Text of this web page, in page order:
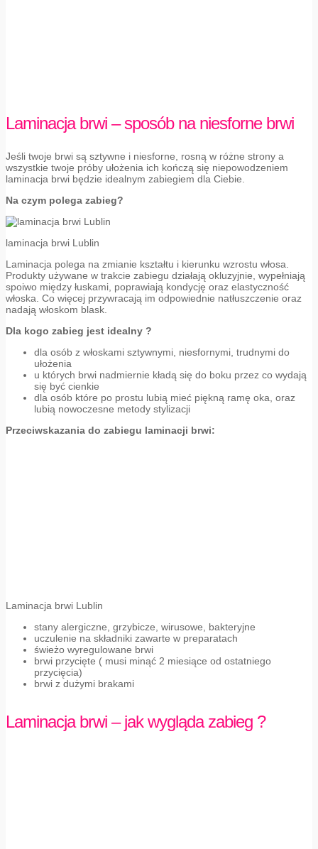
Laminacja brwi – sposób na niesforne brwi
Jeśli twoje brwi są sztywne i niesforne, rosną w różne strony a
wszystkie twoje próby ułożenia ich kończą się niepowodzeniem
laminacja brwi będzie idealnym zabiegiem dla Ciebie.
Na czym polega zabieg?
laminacja brwi Lublin
Laminacja polega na zmianie kształtu i kierunku wzrostu włosa.
Produkty używane w trakcie zabiegu działają okluzyjnie, wypełniają
spoiwo między łuskami, poprawiają kondycję oraz elastyczność
włoska. Co więcej przywracają im odpowiednie natłuszczenie oraz
nadają włoskom blask.
Dla kogo zabieg jest idealny ?
dla osób z włoskami sztywnymi, niesfornymi, trudnymi do
ułożenia
u których brwi nadmiernie kładą się do boku przez co wydają
się być cienkie
dla osób które po prostu lubią mieć piękną ramę oka, oraz
lubią nowoczesne metody stylizacji
Przeciwskazania do zabiegu laminacji brwi:
Laminacja brwi Lublin
stany alergiczne, grzybicze, wirusowe, bakteryjne
uczulenie na składniki zawarte w preparatach
świeżo wyregulowane brwi
brwi przycięte ( musi minąć 2 miesiące od ostatniego
przycięcia)
brwi z dużymi brakami
Laminacja brwi – jak wygląda zabieg ?